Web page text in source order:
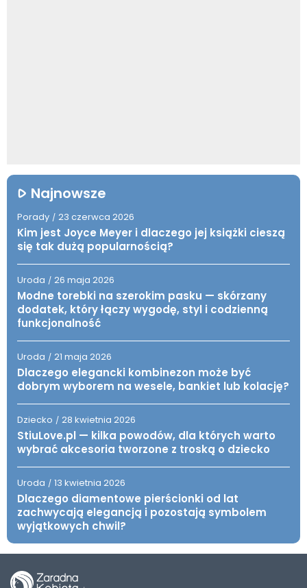
Najnowsze
Porady / 23 czerwca 2026
Kim jest Joyce Meyer i dlaczego jej książki cieszą
się tak dużą popularnością?
Uroda / 26 maja 2026
Modne torebki na szerokim pasku — skórzany
dodatek, który łączy wygodę, styl i codzienną
funkcjonalność
Uroda / 21 maja 2026
Dlaczego elegancki kombinezon może być
dobrym wyborem na wesele, bankiet lub kolację?
Dziecko / 28 kwietnia 2026
StiuLove.pl — kilka powodów, dla których warto
wybrać akcesoria tworzone z troską o dziecko
Uroda / 13 kwietnia 2026
Dlaczego diamentowe pierścionki od lat
zachwycają elegancją i pozostają symbolem
wyjątkowych chwil?